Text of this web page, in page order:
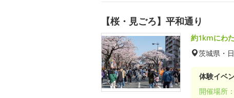
【桜・見ごろ】平和通り
約1kmにわ
茨城県・
体験イベ
開催場所：